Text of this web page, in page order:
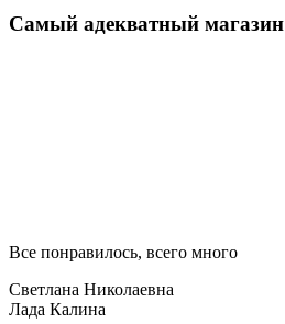
Самый адекватный магазин
Все понравилось, всего много
Светлана Николаевна
Лада Калина